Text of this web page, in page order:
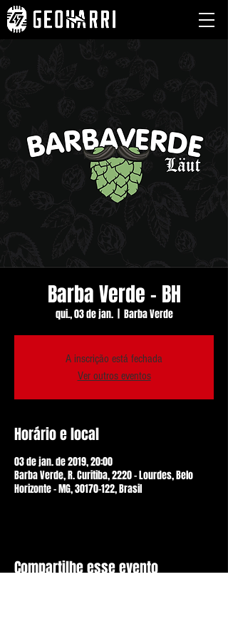
Barba Verde - BH
qui., 03 de jan.
  |
Barba Verde
A inscrição está fechada
Ver outros eventos
Horário e local
03 de jan. de 2019, 20:00
Barba Verde, R. Curitiba, 2220 - Lourdes, Belo
Horizonte - MG, 30170-122, Brasil
Compartilhe esse evento